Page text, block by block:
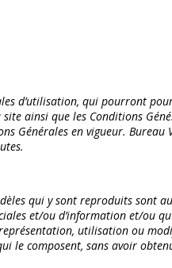
d’utilisation, qui pourront
ainsi que les Conditions
Générales en vigueur.
qui y sont reproduits sont
et/ou d’information et/ou
utilisation ou
composent, sans avoir